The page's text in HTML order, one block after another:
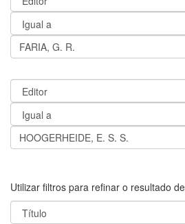
Utilizar filtros para refinar o resultado